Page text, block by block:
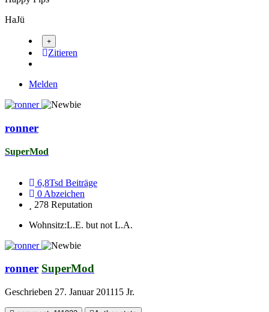
HaJü
Zitieren
Melden
ronner
SuperMod
6,8Tsd Beiträge
0 Abzeichen
278 Reputation
Wohnsitz:L.E. but not L.A.
ronner SuperMod
Geschrieben 27. Januar 201115 Jr.